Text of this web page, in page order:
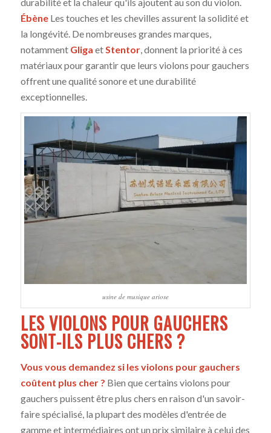
ÉbèneLes touches et les chevilles assurent la solidité et
la longévité. De nombreuses grandes marques,
notamment Gliga et Stentor, donnent la priorité à ces
matériaux pour garantir que leurs violons pour gauchers
offrent une qualité sonore et une durabilité
exceptionnelles.
usine de musique ariose
LES VIOLONS POUR GAUCHERS
SONT-ILS PLUS CHERS ?
Vous vous demandez si les violons pour gauchers
coûtent plus cher ? Bien que certains violons pour
gauchers puissent être plus chers en raison d'un savoir-
faire spécialisé, la plupart des modèles d'entrée de
gamme et intermédiaires ont un prix similaire à celui des